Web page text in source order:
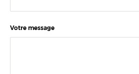
Votre message